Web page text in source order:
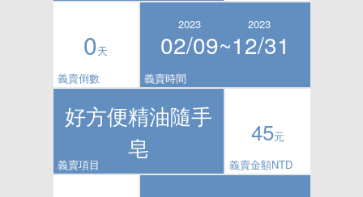
0天
義賣倒數
2023
02/09~
2023
12/31
義賣時間
好方便精油隨手
皂
義賣項目
45元
義賣金額NTD